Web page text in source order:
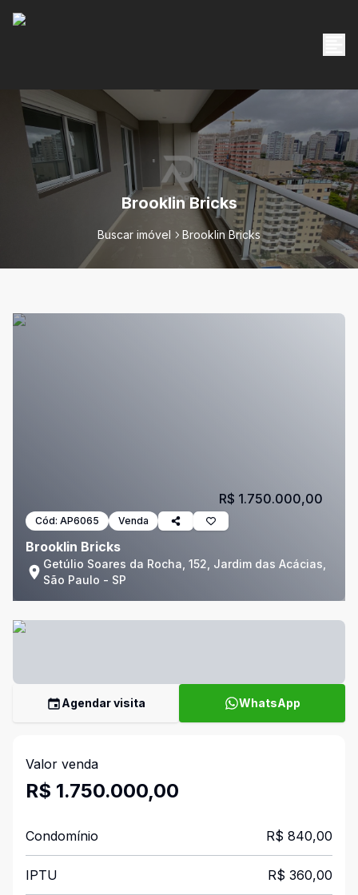
Brooklin Bricks
Buscar imóvel Brooklin Bricks
Cód: AP6065 Venda
Brooklin Bricks
Getúlio Soares da Rocha, 152, Jardim das Acácias,
São Paulo - SP
R$ 1.750.000,00
Agendar visita WhatsApp
Valor venda
R$ 1.750.000,00
Condomínio R$ 840,00
IPTU R$ 360,00